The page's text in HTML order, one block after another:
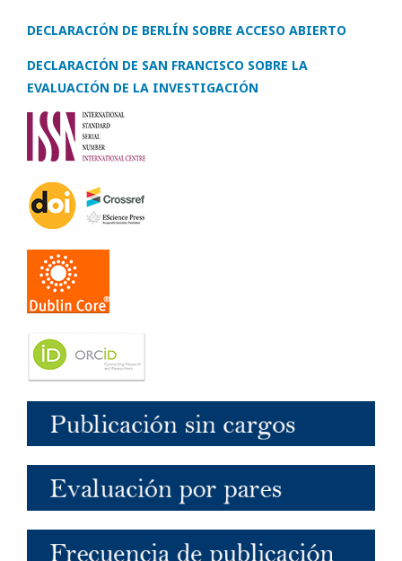
DECLARACIÓN DE BERLÍN SOBRE ACCESO ABIERTO
DECLARACIÓN DE SAN FRANCISCO SOBRE LA
EVALUACIÓN DE LA INVESTIGACIÓN